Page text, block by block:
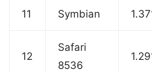
11 Symbian
12
Safari
8536